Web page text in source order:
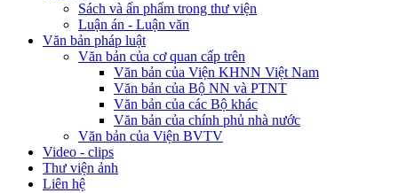
Sách và ấn phẩm trong thư viện
Luận án - Luận văn
Văn bản pháp luật
Văn bản của cơ quan cấp trên
Văn bản của Viện KHNN Việt Nam
Văn bản của Bộ NN và PTNT
Văn bản của các Bộ khác
Văn bản của chính phủ nhà nước
Văn bản của Viện BVTV
Video - clips
Thư viện ảnh
Liên hệ